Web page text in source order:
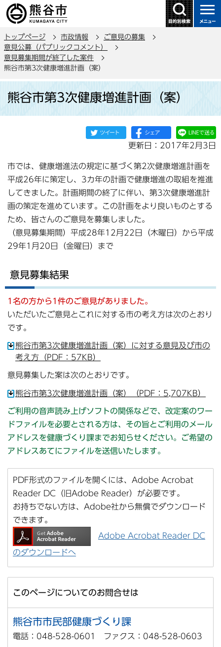
の
ー
ジ
の
先
す
トップページ 市政情報
ご意見の募集
意見公募（パブリックコメント）
意見募集期間が終了した案件
熊谷市第3次健康増進計画（案）
熊谷市第3次健康増進計画（案）
更新日：2017年2月3日
市では、健康増進法の規定に基づく第2次健康増進計画を
平成26年に策定し、3カ年の計画で健康増進の取組を推進
してきました。計画期間の終了に伴い、第3次健康増進計
画の策定を進めています。この計画をより良いものとする
ため、皆さんのご意見を募集しました。
（意見募集期間）平成28年12月22日（木曜日）から平成
29年1月20日（金曜日）まで
意見募集結果
1名の方から 1件のご意見がありました。
いただいたご意見とこれに対する市の考え方は次のとおり
です。
熊谷市第3次健康増進計画（案）に対する意見及び市の
考え方（PDF：57KB）
意見募集した案は次のとおりです。
熊谷市第3次健康増進計画（案）（PDF：5,707KB）
ご利用の音声読み上げソフトの関係などで、改定案のワー
ドファイルを必要とされる方は、その旨とご利用のメール
アドレスを健康づくり課までお知らせください。ご希望の
アドレスあてにファイルを送信いたします。
PDF形式のファイルを開くには、Adobe Acrobat
Reader DC（旧Adobe Reader）が必要です。
お持ちでない方は、Adobe社から無償でダウンロード
できます。
Adobe Acrobat Reader DC
のダウンロードへ
このページについてのお問合せは
熊谷市市民部健康づくり課
電話：048-528-0601 ファクス：048-528-0603